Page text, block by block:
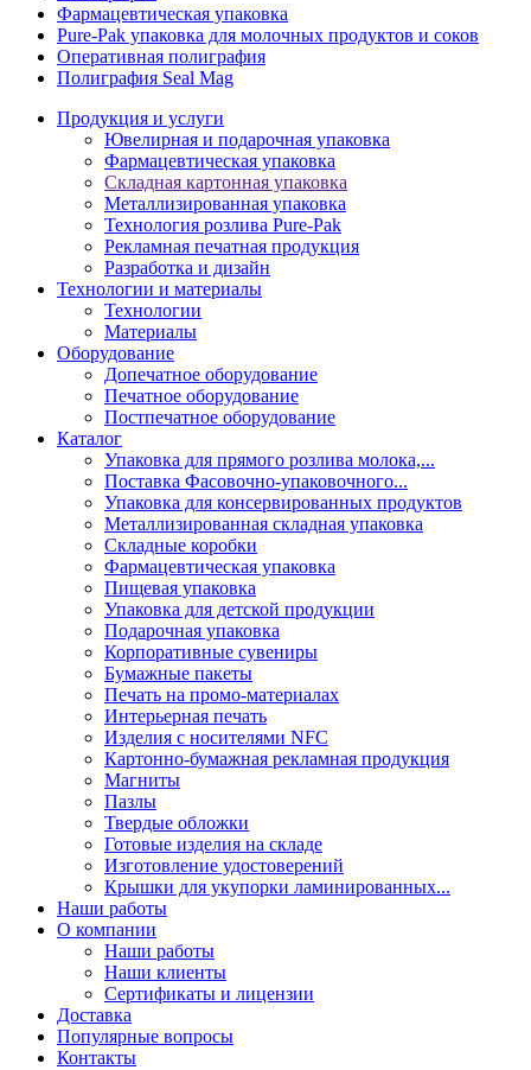
Фармацевтическая упаковка
Pure-Pak упаковка для молочных продуктов и соков
Оперативная полиграфия
Полиграфия Seal Mag
Продукция и услуги
Ювелирная и подарочная упаковка
Фармацевтическая упаковка
Складная картонная упаковка
Металлизированная упаковка
Технология розлива Pure-Pak
Рекламная печатная продукция
Разработка и дизайн
Технологии и материалы
Технологии
Материалы
Оборудование
Допечатное оборудование
Печатное оборудование
Постпечатное оборудование
Каталог
Упаковка для прямого розлива молока,...
Поставка Фасовочно-упаковочного...
Упаковка для консервированных продуктов
Металлизированная складная упаковка
Складные коробки
Фармацевтическая упаковка
Пищевая упаковка
Упаковка для детской продукции
Подарочная упаковка
Корпоративные сувениры
Бумажные пакеты
Печать на промо-материалах
Интерьерная печать
Изделия с носителями NFC
Картонно-бумажная рекламная продукция
Магниты
Пазлы
Твердые обложки
Готовые изделия на складе
Изготовление удостоверений
Крышки для укупорки ламинированных...
Наши работы
О компании
Наши работы
Наши клиенты
Сертификаты и лицензии
Доставка
Популярные вопросы
Контакты